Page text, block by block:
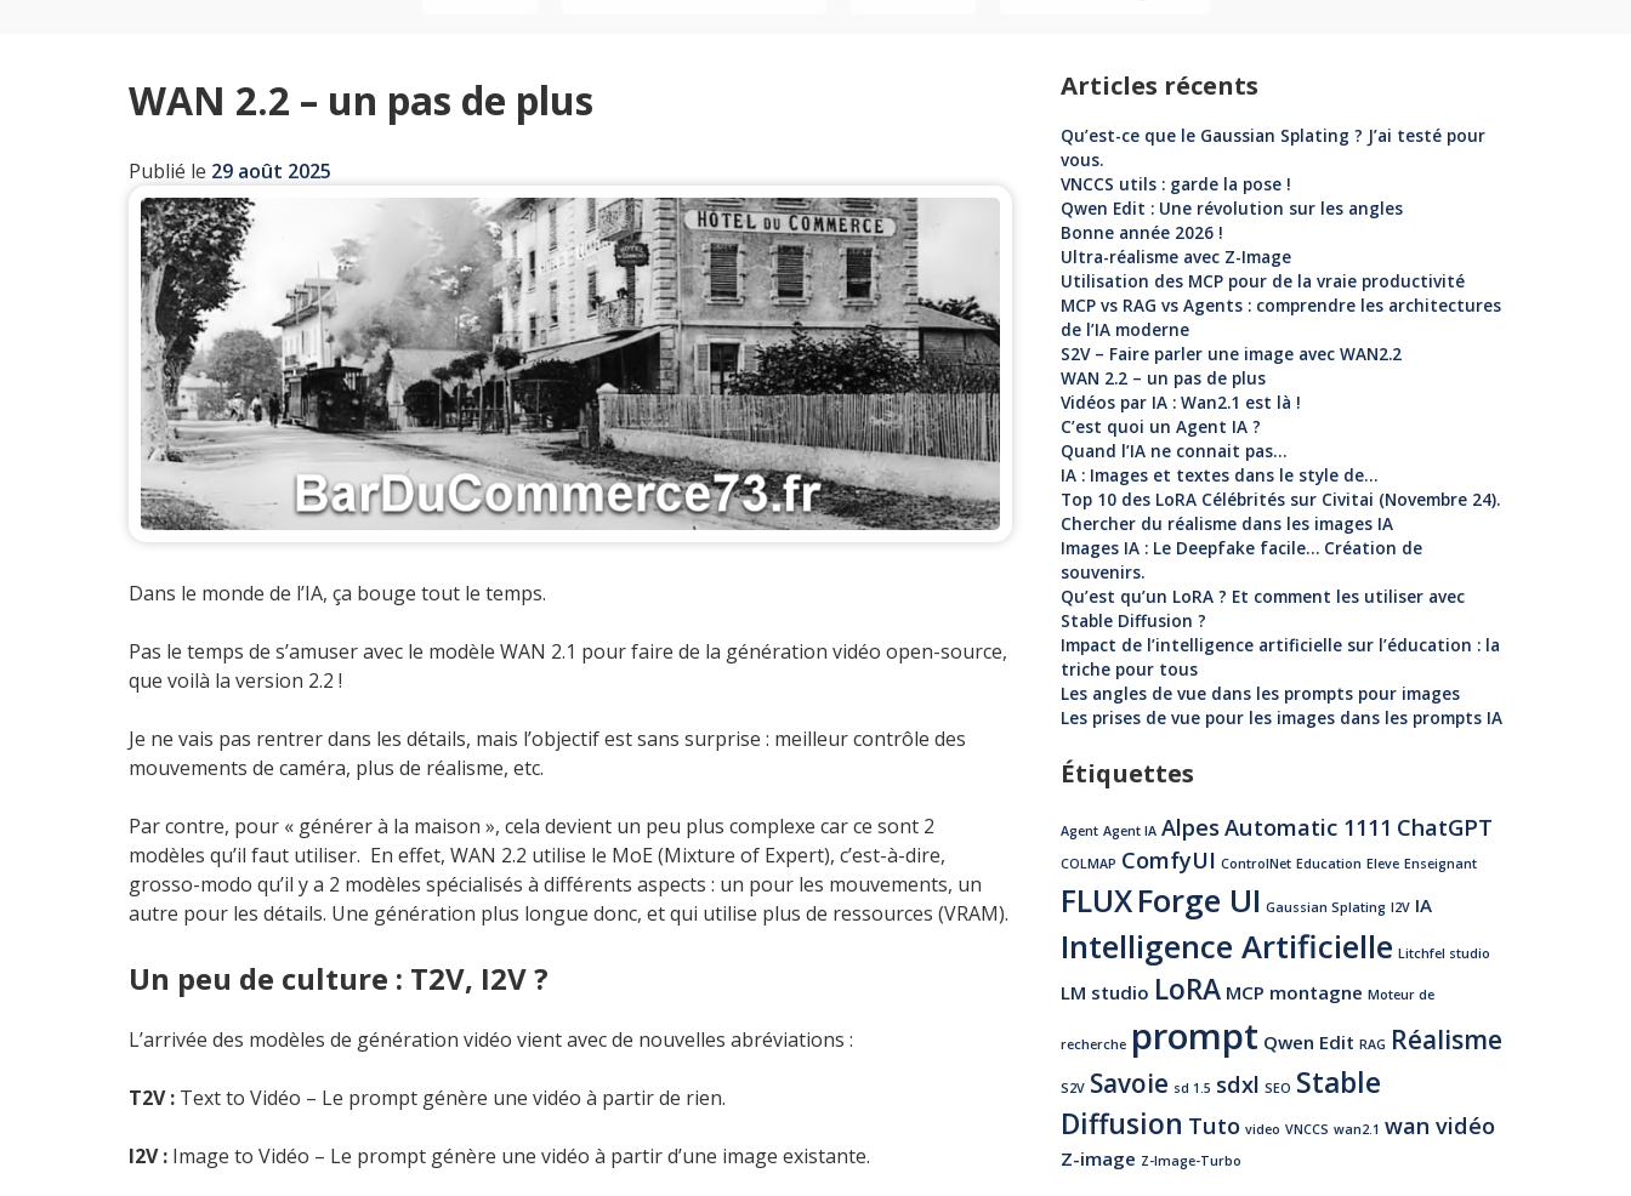
WAN 2.2 – un pas de plus
Publié le 29 août 2025
Dans le monde de l’IA, ça bouge tout le temps.
Pas le temps de s’amuser avec le modèle WAN 2.1 pour faire de la génération vidéo open-source,
que voilà la version 2.2 !
Je ne vais pas rentrer dans les détails, mais l’objectif est sans surprise : meilleur contrôle des
mouvements de caméra, plus de réalisme, etc.
Par contre, pour « générer à la maison », cela devient un peu plus complexe car ce sont 2
modèles qu’il faut utiliser. En effet, WAN 2.2 utilise le MoE (Mixture of Expert), c’est-à-dire,
grosso-modo qu’il y a 2 modèles spécialisés à différents aspects : un pour les mouvements, un
autre pour les détails. Une génération plus longue donc, et qui utilise plus de ressources (VRAM).
Un peu de culture : T2V, I2V ?
L’arrivée des modèles de génération vidéo vient avec de nouvelles abréviations :
T2V : Text to Vidéo – Le prompt génère une vidéo à partir de rien.
I2V : Image to Vidéo – Le prompt génère une vidéo à partir d’une image existante.
Articles récents
Qu’est-ce que le Gaussian Splating ? J’ai testé pour
vous.
VNCCS utils : garde la pose !
Qwen Edit : Une révolution sur les angles
Bonne année 2026 !
Ultra-réalisme avec Z-Image
Utilisation des MCP pour de la vraie productivité
MCP vs RAG vs Agents : comprendre les architectures
de l’IA moderne
S2V – Faire parler une image avec WAN2.2
WAN 2.2 – un pas de plus
Vidéos par IA : Wan2.1 est là !
C’est quoi un Agent IA ?
Quand l’IA ne connait pas…
IA : Images et textes dans le style de…
Top 10 des LoRA Célébrités sur Civitai (Novembre 24).
Chercher du réalisme dans les images IA
Images IA : Le Deepfake facile… Création de
souvenirs.
Qu’est qu’un LoRA ? Et comment les utiliser avec
Stable Diffusion ?
Impact de l’intelligence artificielle sur l’éducation : la
triche pour tous
Les angles de vue dans les prompts pour images
Les prises de vue pour les images dans les prompts IA
Étiquettes
Agent Agent IA AlpesAutomatic 1111 ChatGPT
COLMAP ComfyUI ControlNet Education Eleve Enseignant
FLUXForge UI Gaussian Splating I2V IA
Intelligence Artificielle Litchfel studio
LM studio LoRA MCP montagne Moteur de
recherche prompt Qwen Edit RAG Réalisme
S2V Savoie sd 1.5 sdxl SEO Stable
Diffusion Tuto video VNCCS wan2.1 wan vidéo
Z-image Z-Image-Turbo